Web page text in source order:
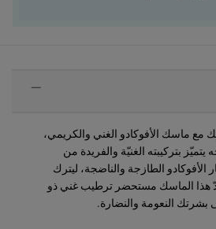
ماسك الأفوكادو الغني والكريمي،
بتركيبته الغنيّة والفريدة من
الطازجة والناضجة، ليترك
هذا الماسك مستحضر ترطيب غني ذو
النعومة والنضارة.